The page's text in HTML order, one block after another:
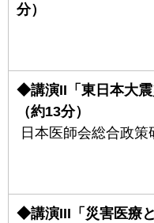
分）
◆講演II「東日本大震
（約13分）
日本医師会総合政
◆講演III「災害医療